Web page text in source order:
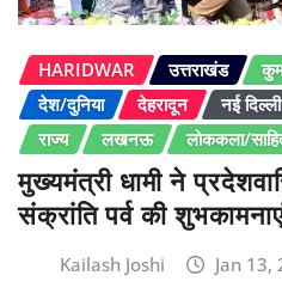
HARIDWAR उत्तराखंड
देश/दुनिया
देहरादून नई दिल्ली
राज्य
लखनऊ लोककला/
मुख्यमंत्री धामी ने
संक्रांति पर्व की
Kailash Joshi Jan 13,